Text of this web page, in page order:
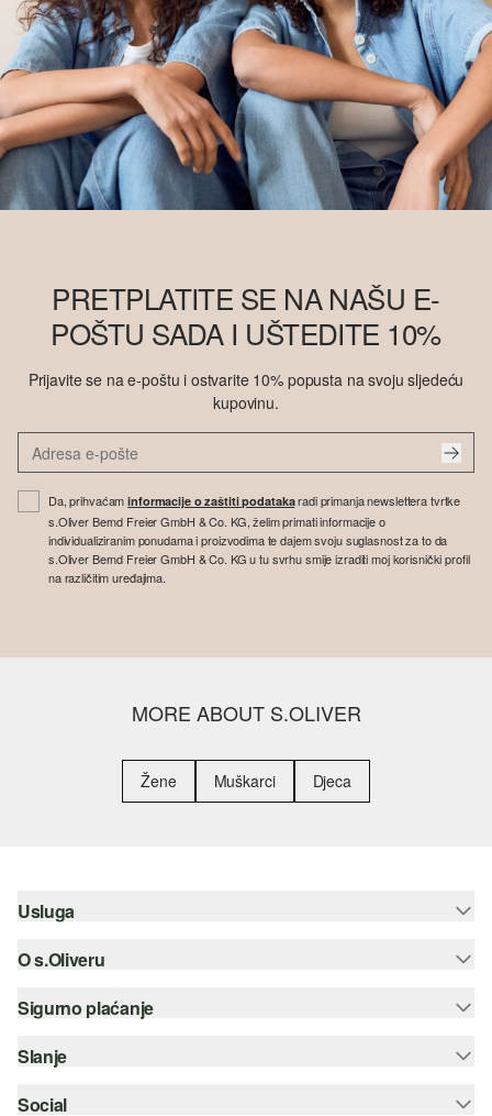
PRETPLATITE SE NA NAŠU E-
POŠTU SADA I UŠTEDITE 10%
Prijavite se na e-poštu i ostvarite 10% popusta na svoju sljedeću
kupovinu.
Da, prihvaćaminformacije o zaštiti podatakaradi primanja newslettera tvrtke
s.Oliver Bernd Freier GmbH & Co. KG, želim primati informacije o
individualiziranim ponudama i proizvodima te dajem svoju suglasnost za to da
s.Oliver Bernd Freier GmbH & Co. KG u tu svrhu smije izraditi moj korisnički profil
na različitim uređajima.
MORE ABOUT S.OLIVER
Žene Muškarci Djeca
Usluga
Pomoć i česta pitanja
Savjetovanje o veličinama
Odjeća
O s.Oliveru
Newsletter
s.Oliver Group
Sigurno plaćanje
Kreditna kartica
PayPal
Slanje
Hrvatska pošta
Social